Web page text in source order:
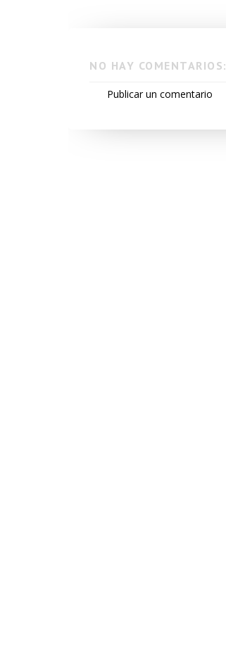
NO HAY COMENTARIOS:
Publicar un comentario